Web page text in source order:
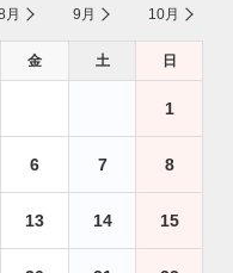
月 9月 10月
金 土 日
1
6 7 8
13 14 15